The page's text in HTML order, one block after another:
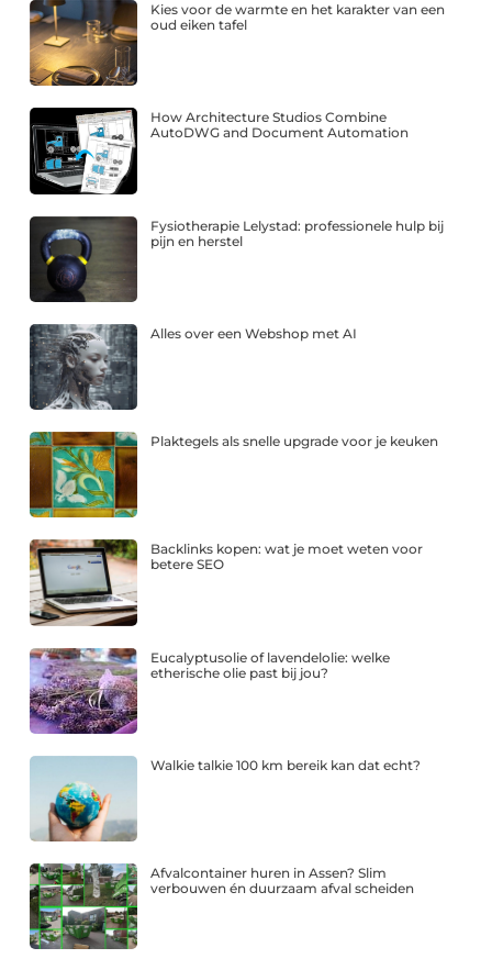
Kies voor de warmte en het karakter van een
oud eiken tafel
How Architecture Studios Combine
AutoDWG and Document Automation
Fysiotherapie Lelystad: professionele hulp bij
pijn en herstel
Alles over een Webshop met AI
Plaktegels als snelle upgrade voor je keuken
Backlinks kopen: wat je moet weten voor
betere SEO
Eucalyptusolie of lavendelolie: welke
etherische olie past bij jou?
Walkie talkie 100 km bereik kan dat echt?
Afvalcontainer huren in Assen? Slim
verbouwen én duurzaam afval scheiden